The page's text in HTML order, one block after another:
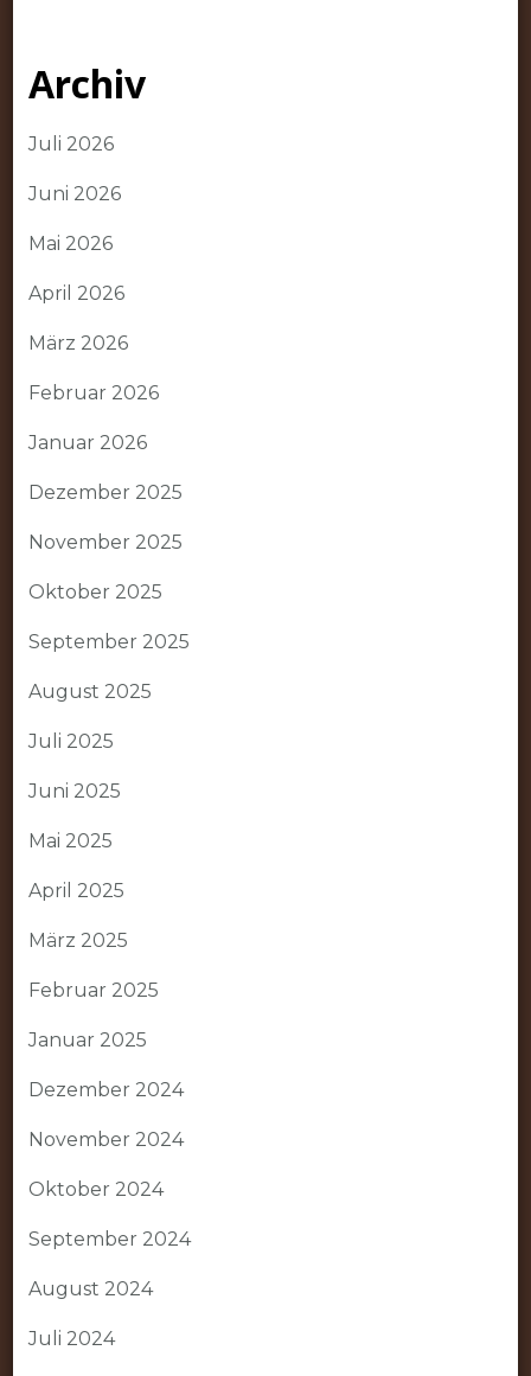
Archiv
Juli 2026
Juni 2026
Mai 2026
April 2026
März 2026
Februar 2026
Januar 2026
Dezember 2025
November 2025
Oktober 2025
September 2025
August 2025
Juli 2025
Juni 2025
Mai 2025
April 2025
März 2025
Februar 2025
Januar 2025
Dezember 2024
November 2024
Oktober 2024
September 2024
August 2024
Juli 2024